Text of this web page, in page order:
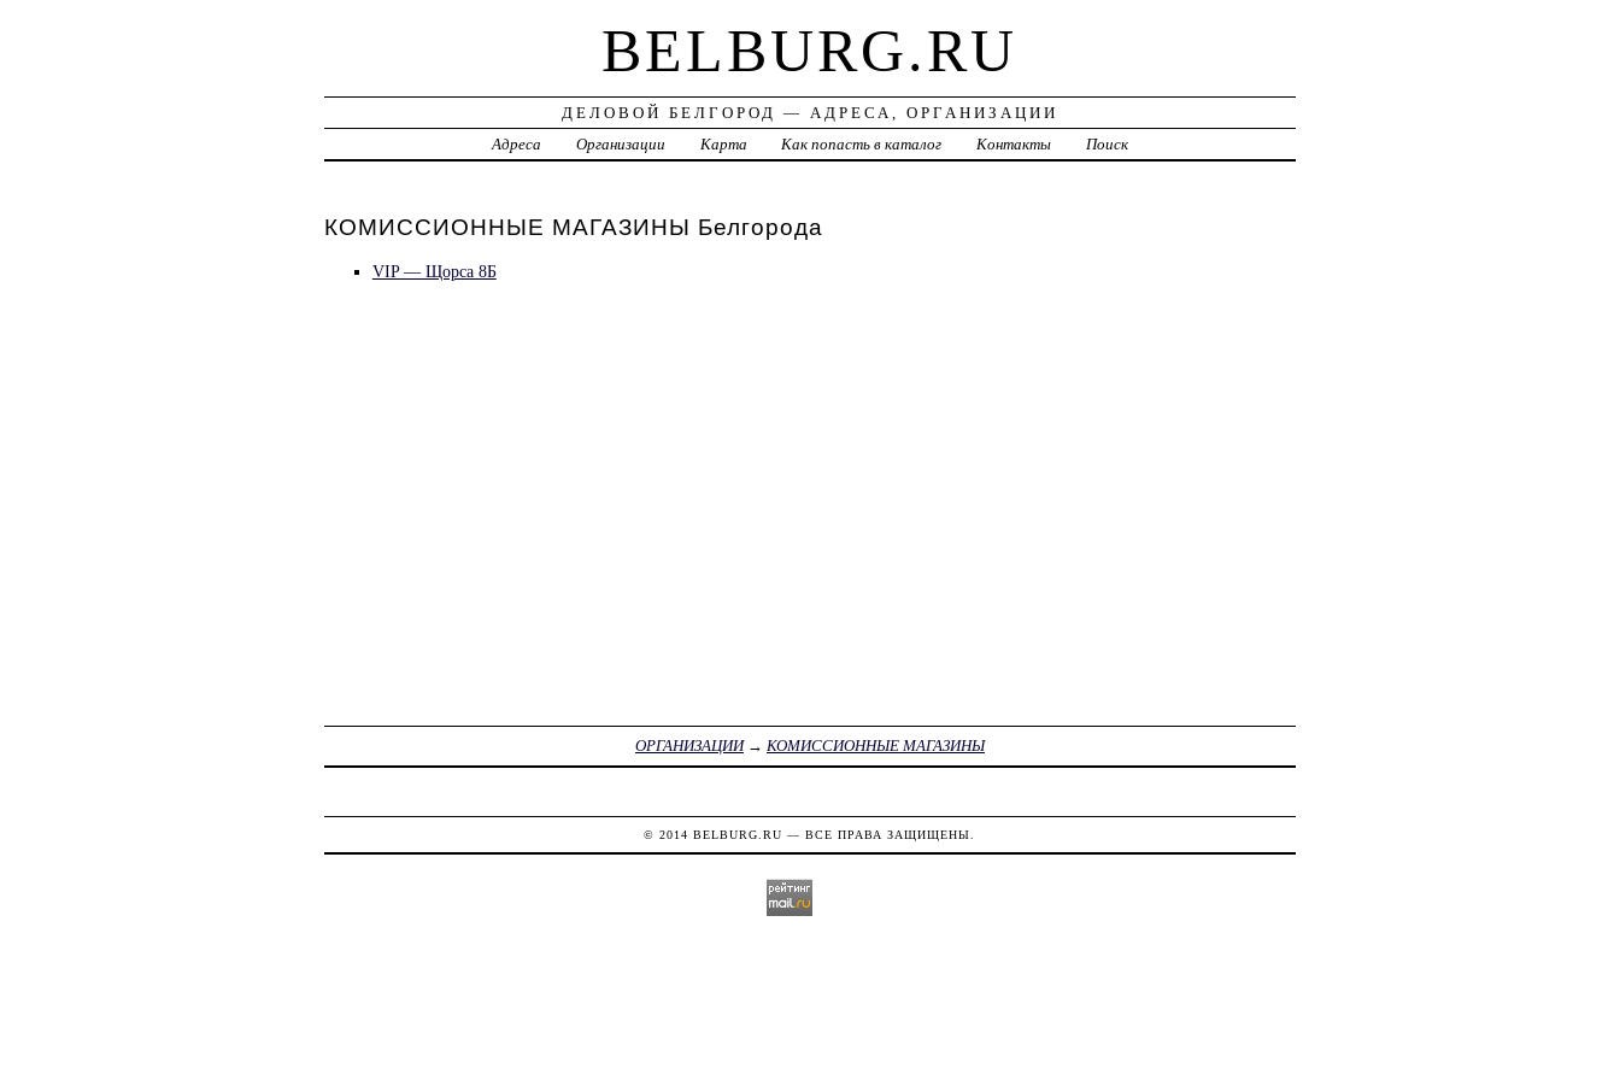
BELBURG.RU
ДЕЛОВОЙ БЕЛГОРОД — АДРЕСА, ОРГАНИЗАЦИИ
Адреса
Организации Карта Как попасть в каталог Контакты Поиск
КОМИССИОННЫЕ МАГАЗИНЫ Белгорода
VIP — Щорса 8Б
ОРГАНИЗАЦИИ→ КОМИССИОННЫЕ МАГАЗИНЫ
© 2014BELBURG.RU — ВСЕ ПРАВА ЗАЩИЩЕНЫ.